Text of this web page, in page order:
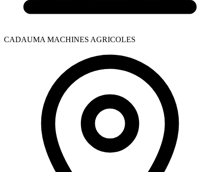
CADAUMA MACHINES AGRICOLES